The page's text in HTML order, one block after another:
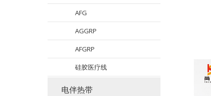
AFG
AGGRP
AFGRP
硅胶医疗线
电伴热带